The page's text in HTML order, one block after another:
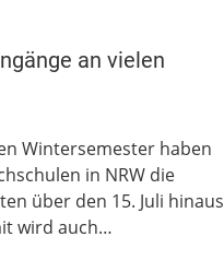
an vielen
Wintersemester haben
in NRW die
über den 15. Juli hinaus
wird auch…